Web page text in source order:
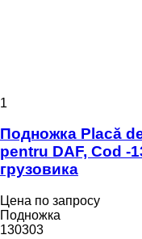
1
Подножка Placă
pentru DAF, Cod -
грузовика
Цена по запросу
Подножка
130303